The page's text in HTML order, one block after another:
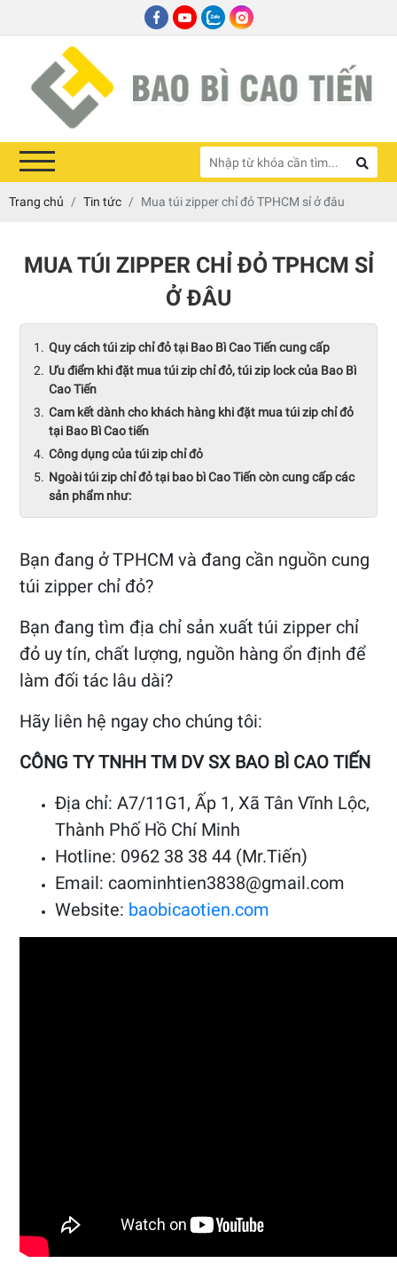
Trang chủ Tin tức Mua túi zipper chỉ đỏ TPHCM sỉ ở đâu
MUA TÚI ZIPPER CHỈ ĐỎ TPHCM SỈ
Ở ĐÂU
Quy cách túi zip chỉ đỏ tại Bao Bì Cao Tiến cung cấp
Ưu điểm khi đặt mua túi zip chỉ đỏ, túi zip lock của Bao Bì
Cao Tiến
Cam kết dành cho khách hàng khi đặt mua túi zip chỉ đỏ
tại Bao Bì Cao tiến
Công dụng của túi zip chỉ đỏ
Ngoài túi zip chỉ đỏ tại bao bì Cao Tiến còn cung cấp các
sản phẩm như:
Bạn đang ở TPHCM và đang cần nguồn cung
túi zipper chỉ đỏ?
Bạn đang tìm địa chỉ sản xuất túi zipper chỉ
đỏ uy tín, chất lượng, nguồn hàng ổn định để
làm đối tác lâu dài?
Hãy liên hệ ngay cho chúng tôi:
CÔNG TY TNHH TM DV SX BAO BÌ CAO TIẾN
Địa chỉ: A7/11G1, Ấp 1, Xã Tân Vĩnh Lộc,
Thành Phố Hồ Chí Minh
Hotline: 0962 38 38 44 (Mr.Tiến)
Email: caominhtien3838@gmail.com
Website: baobicaotien.com